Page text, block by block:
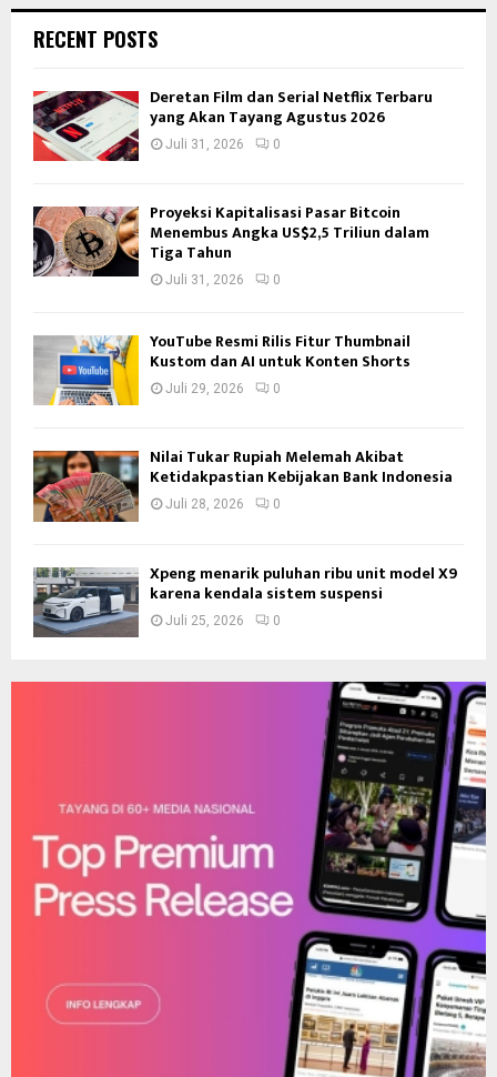
RECENT POSTS
Deretan Film dan Serial Netflix Terbaru
yang Akan Tayang Agustus 2026
Juli 31, 2026 0
Proyeksi Kapitalisasi Pasar Bitcoin
Menembus Angka US$2,5 Triliun dalam
Tiga Tahun
Juli 31, 2026 0
YouTube Resmi Rilis Fitur Thumbnail
Kustom dan AI untuk Konten Shorts
Juli 29, 2026 0
Nilai Tukar Rupiah Melemah Akibat
Ketidakpastian Kebijakan Bank Indonesia
Juli 28, 2026 0
Xpeng menarik puluhan ribu unit model X9
karena kendala sistem suspensi
Juli 25, 2026 0